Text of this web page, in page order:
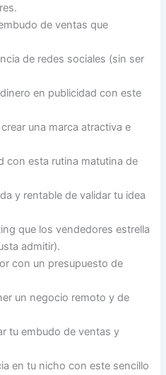
de ventas que
de redes sociales (sin ser
en publicidad con este
una marca atractiva e
con esta rutina matutina de
y rentable de validar tu idea
que los vendedores estrella
admitir).
con un presupuesto de
un negocio remoto y de
tu embudo de ventas y
en tu nicho con este sencillo